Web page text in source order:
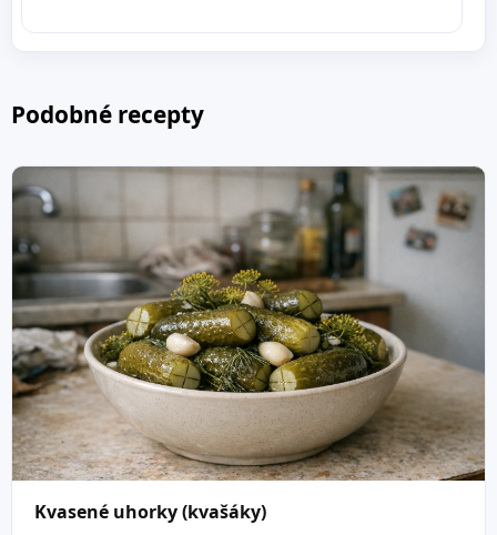
Podobné recepty
Kvasené uhorky (kvašáky)